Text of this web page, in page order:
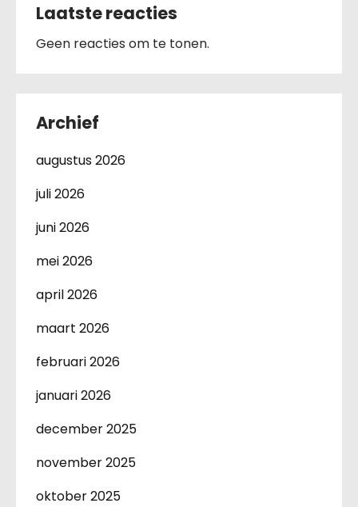
Laatste reacties
Geen reacties om te tonen.
Archief
augustus 2026
juli 2026
juni 2026
mei 2026
april 2026
maart 2026
februari 2026
januari 2026
december 2025
november 2025
oktober 2025